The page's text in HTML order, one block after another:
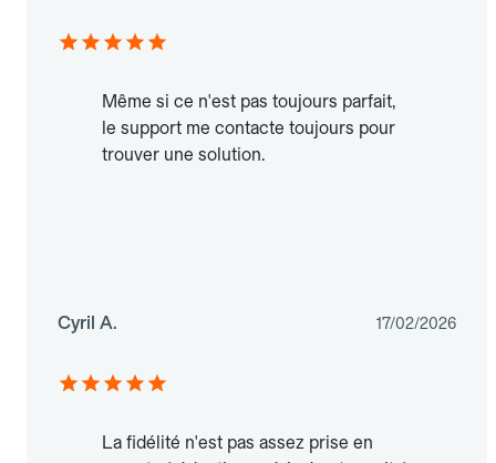
Même si ce n'est pas toujours parfait,
le support me contacte toujours pour
trouver une solution.
Cyril A. 17/02/2026
La fidélité n'est pas assez prise en